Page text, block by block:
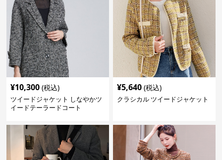
¥10,300 (税込)
ツイードジャケット しなやかツ
イードテーラードコート
¥5,640 (税込)
クラシカル ツイードジャケット